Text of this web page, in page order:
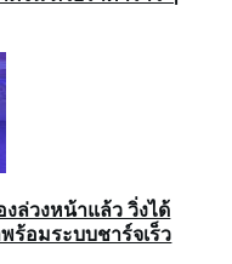
งล่วงหน้าแล้ว วิ่งได้
ร้อมระบบชาร์จเร็ว